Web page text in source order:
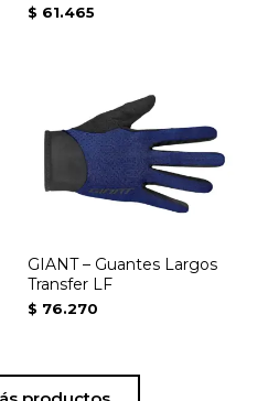
$ 61.465
GIANT – Guantes Largos
Transfer LF
$ 76.270